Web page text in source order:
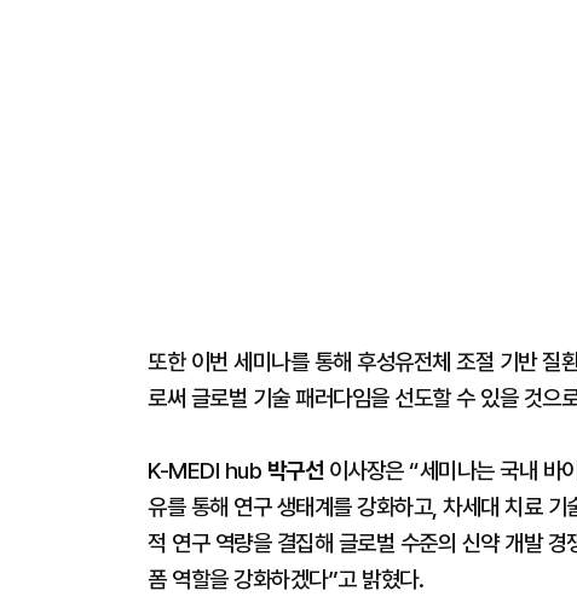
또한 이번 세미나를 통해 후성유전체 조절 기반 질
로써 글로벌 기술 패러다임을 선도할 수 있을 것으
K-MEDI hub 박구선이사장은 “세미나는 국내 바
유를 통해 연구 생태계를 강화하고, 차세대 치료
적 연구 역량을 결집해 글로벌 수준의 신약 개발
폼 역할을 강화하겠다”고 밝혔다.